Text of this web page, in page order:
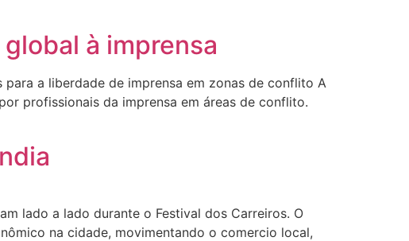
à imprensa
a liberdade de imprensa em zonas de conflito A
profissionais da imprensa em áreas de conflito.
lado a lado durante o Festival dos Carreiros. O
na cidade, movimentando o comercio local,